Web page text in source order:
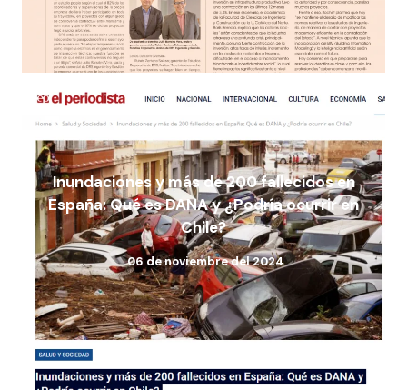
Inundaciones y más de 200 fallecidos en
España: Qué es DANA y ¿Podría ocurrir en
Chile?
06 de noviembre del 2024